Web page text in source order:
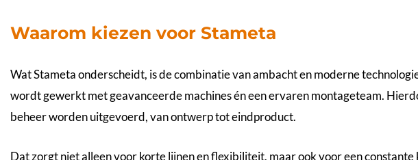
Waarom kiezen voor Stameta
Wat Stameta onderscheidt, is de combinatie van ambacht en moderne
wordt gewerkt met geavanceerde machines én een ervaren montageteam.
beheer worden uitgevoerd, van ontwerp tot eindproduct.
Dat zorgt niet alleen voor korte lijnen en flexibiliteit, maar ook voor een